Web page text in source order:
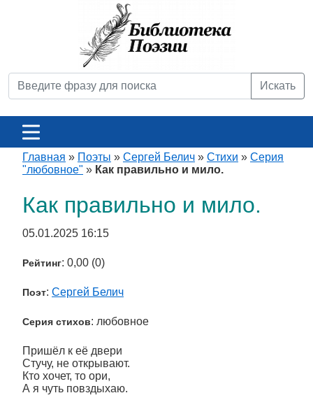
Искать
Главная » Поэты » Сергей Белич » Стихи » Серия
"любовное" » Как правильно и мило.
Как правильно и мило.
05.01.2025 16:15
Рейтинг: 0,00 (0)
Поэт: Сергей Белич
Серия стихов: любовное
Пришёл к её двери
Стучу, не открывают.
Кто хочет, то ори,
А я чуть повздыхаю.